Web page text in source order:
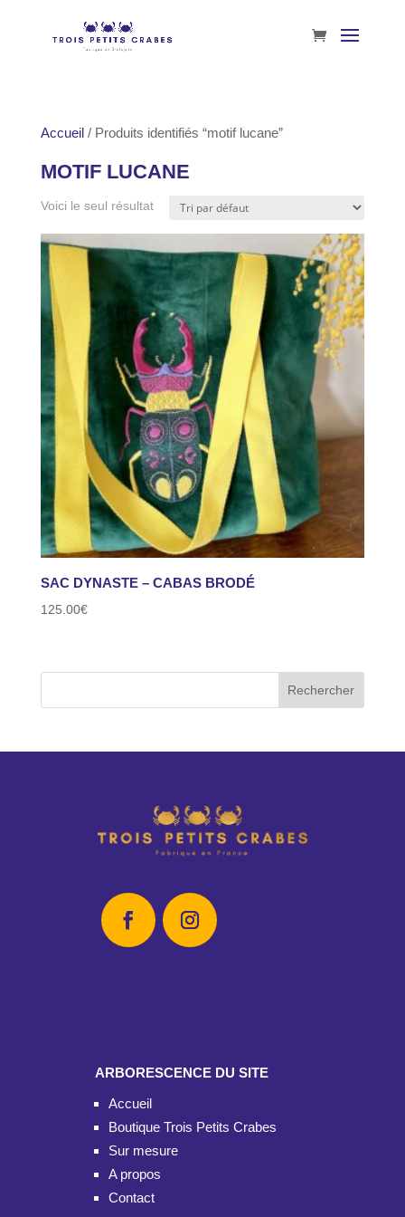
Accueil/ Produits identifiés “motif lucane”
MOTIF LUCANE
Voici le seul résultat
SAC DYNASTE – CABAS BRODÉ
125.00€
ARBORESCENCE DU SITE
Accueil
Boutique Trois Petits Crabes
Sur mesure
A propos
Contact